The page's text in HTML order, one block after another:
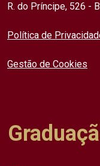
R. do Príncipe, 526 -
Política de
Gestão de Cookies